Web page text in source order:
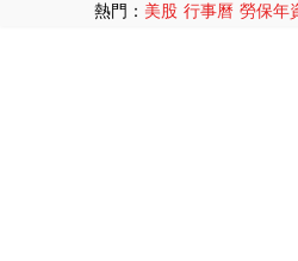
熱門： 美股 行事曆 勞保年